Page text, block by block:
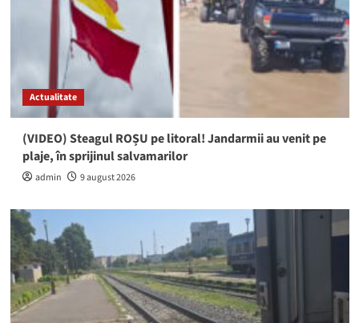
Actualitate
(VIDEO) Steagul ROȘU pe litoral! Jandarmii au venit pe
plaje, în sprijinul salvamarilor
admin 9 august 2026